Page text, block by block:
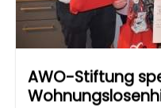
AWO-Stiftung